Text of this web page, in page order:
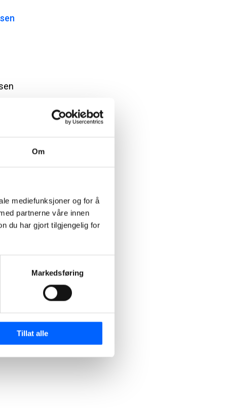
Om
mediefunksjoner og for å
partnerne våre innen
du har gjort tilgjengelig for
Markedsføring
Tillat alle